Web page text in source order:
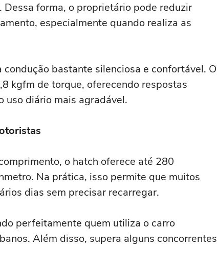
forma, o proprietário pode reduzir
especialmente quando realiza as
bastante silenciosa e confortável. O
kgfm de torque, oferecendo respostas
uso diário mais agradável.
o hatch oferece até 280
Na prática, isso permite que muitos
dias sem precisar recarregar.
perfeitamente quem utiliza o carro
Além disso, supera alguns concorrentes